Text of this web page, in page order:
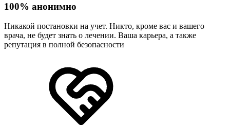
100% анонимно
Никакой постановки на учет. Никто, кроме вас и вашего
врача, не будет знать о лечении. Ваша карьера, а также
репутация в полной безопасности